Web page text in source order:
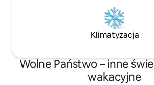
Klimatyzacja
Wolne Państwo – inne
wakacyjne